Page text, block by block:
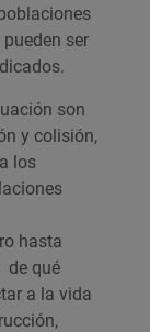
ser
son
y colisión,
los
hasta
de qué
a la vida